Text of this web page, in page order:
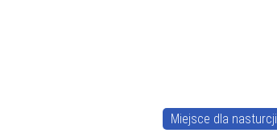
Miejsce dla nasturcji